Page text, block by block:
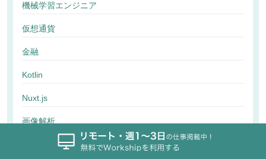
機械学習エンジニア
仮想通貨
金融
Kotlin
Nuxt.js
画像解析